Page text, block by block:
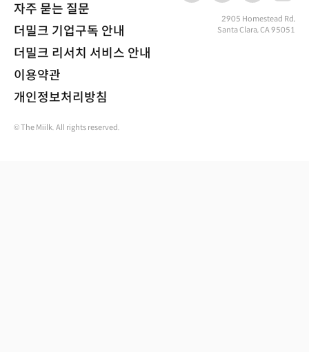
자주 묻는 질문
더밀크 기업구독 안내
더밀크 리서치 서비스 안내
이용약관
개인정보처리방침
2905 Homestead Rd,
Santa Clara, CA 95051
© The Miilk. All rights reserved.